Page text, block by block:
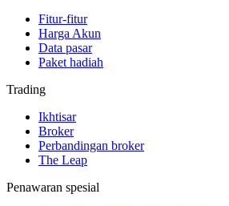
Fitur-fitur
Harga Akun
Data pasar
Paket hadiah
Trading
Ikhtisar
Broker
Perbandingan broker
The Leap
Penawaran spesial